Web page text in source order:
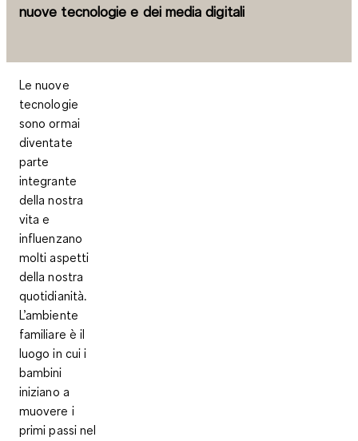
nuove tecnologie e dei media digitali
Le nuove
tecnologie
sono ormai
diventate
parte
integrante
della nostra
vita e
influenzano
molti aspetti
della nostra
quotidianità.
L’ambiente
familiare è il
luogo in cui i
bambini
iniziano a
muovere i
primi passi nel